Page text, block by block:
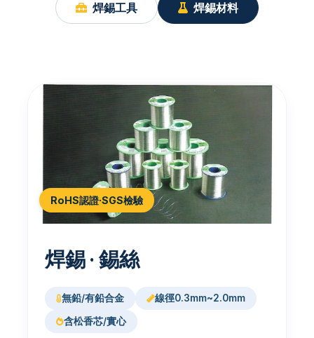
焊錫工具 焊錫材料
RoHS認證·SGS檢驗
焊錫 · 錫絲
無鉛/有鉛合金 線徑0.3mm~2.0mm
含松香芯/實心